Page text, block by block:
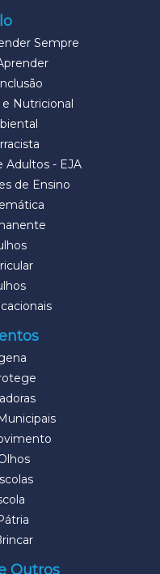
Sempre
Nutricional
Adultos - EJA
de Ensino
Outros